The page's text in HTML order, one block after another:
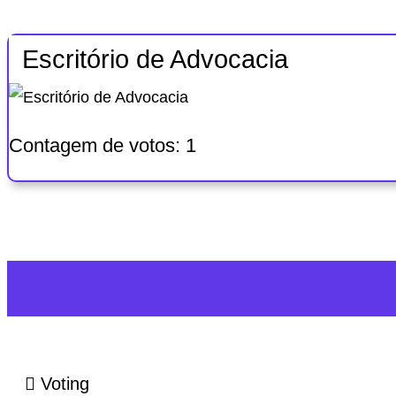
Escritório de Advocacia
Contagem de votos: 1
Voting